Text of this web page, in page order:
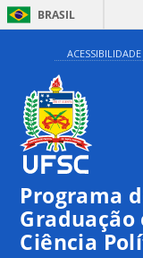
BRASIL
ACESSIBILIDADE
Programa
Graduação
Ciência